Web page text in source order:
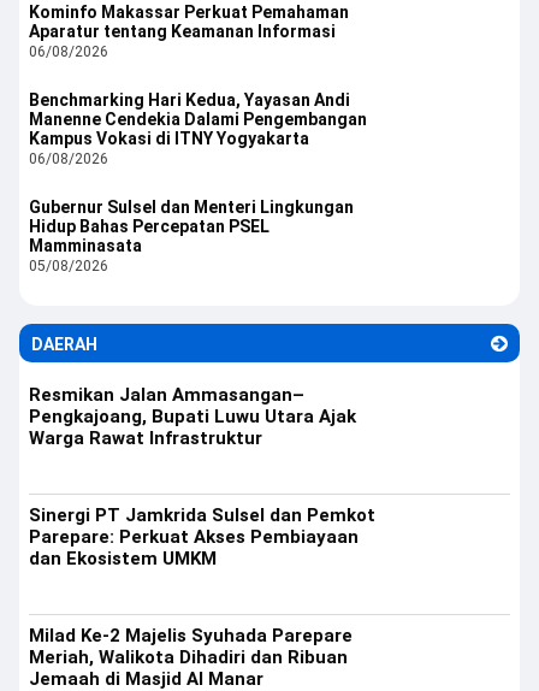
Kominfo Makassar Perkuat Pemahaman
Aparatur tentang Keamanan Informasi
06/08/2026
Benchmarking Hari Kedua, Yayasan Andi
Manenne Cendekia Dalami Pengembangan
Kampus Vokasi di ITNY Yogyakarta
06/08/2026
Gubernur Sulsel dan Menteri Lingkungan
Hidup Bahas Percepatan PSEL
Mamminasata
05/08/2026
DAERAH
Resmikan Jalan Ammasangan–
Pengkajoang, Bupati Luwu Utara Ajak
Warga Rawat Infrastruktur
Sinergi PT Jamkrida Sulsel dan Pemkot
Parepare: Perkuat Akses Pembiayaan
dan Ekosistem UMKM
Milad Ke-2 Majelis Syuhada Parepare
Meriah, Walikota Dihadiri dan Ribuan
Jemaah di Masjid Al Manar